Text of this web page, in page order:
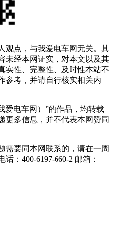
观点，与我爱电车网无关。其
未经本网证实，对本文以及其
实性、完整性、及时性本站不
参考，并请自行核实相关内
爱电车网）”的作品，均转载
更多信息，并不代表本网赞同
需要同本网联系的，请在一周
：400-6197-660-2 邮箱：